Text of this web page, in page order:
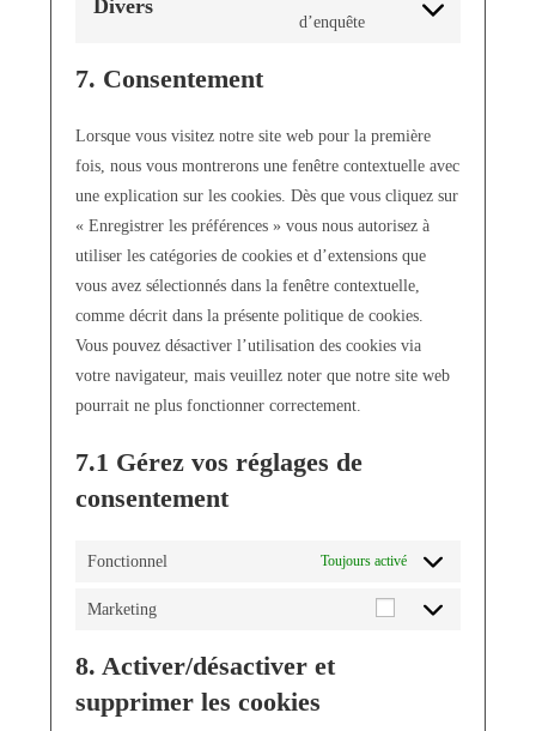
Divers
d’enquête
7. Consentement
Lorsque vous visitez notre site web pour la première
fois, nous vous montrerons une fenêtre contextuelle avec
une explication sur les cookies. Dès que vous cliquez sur
« Enregistrer les préférences » vous nous autorisez à
utiliser les catégories de cookies et d’extensions que
vous avez sélectionnés dans la fenêtre contextuelle,
comme décrit dans la présente politique de cookies.
Vous pouvez désactiver l’utilisation des cookies via
votre navigateur, mais veuillez noter que notre site web
pourrait ne plus fonctionner correctement.
7.1 Gérez vos réglages de
consentement
Fonctionnel Toujours activé
Marketing
8. Activer/désactiver et
supprimer les cookies